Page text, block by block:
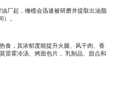
厂起，橄榄会迅速被研磨并提取出油脂
）。
食，其浓郁度能提升火腿、风干肉、香
雷霍冷汤、烤面包片， 乳制品、甜点和